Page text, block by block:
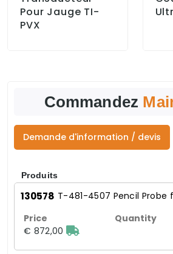
Pour Jauge TI-
PVX
Commandez
Demande d'information / devis
Produits
130578 T-481-4507 Pencil Probe
€ 872,00